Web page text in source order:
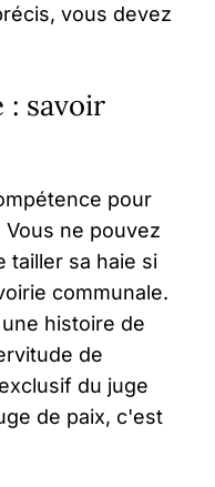
vous devez
: savoir
pour
ne pouvez
tailler sa haie si
communale.
histoire de
de
du juge
de paix, c'est